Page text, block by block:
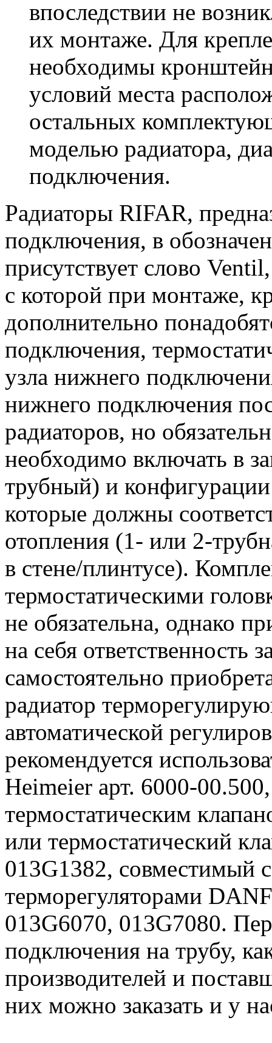
впоследствии не
их монтаже. Для
необходимы
условий места
остальных
моделью радиатора,
подключения.
Радиаторы RIFAR,
подключения, в
присутствует слово
с которой при монтаже,
дополнительно
подключения,
узла нижнего
нижнего подключения
радиаторов, но
необходимо включать в
трубный) и
которые должны
отопления (1- или 2-
в стене/плинтусе).
термостатическими
не обязательна, однако
на себя ответственность
самостоятельно
радиатор
автоматической
рекомендуется
Heimeier арт. 6000-
термостатическим
или термостатический
013G1382, совместимый
терморегуляторами
013G6070, 013G7080.
подключения на трубу,
производителей и
них можно заказать и у